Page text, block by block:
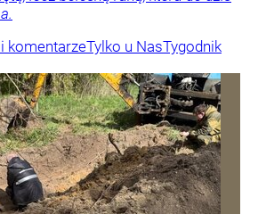
komentarzeTylko u NasTygodnik